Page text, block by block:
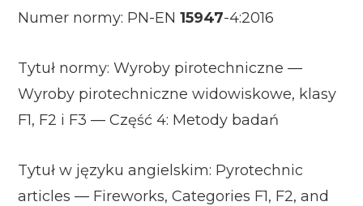
Numer normy: PN-EN15947-4:2016
Tytuł normy: Wyroby pirotechniczne —
Wyroby pirotechniczne widowiskowe, klasy
F1, F2 i F3 — Część 4: Metody badań
Tytuł w języku angielskim: Pyrotechnic
articles — Fireworks, Categories F1, F2, and